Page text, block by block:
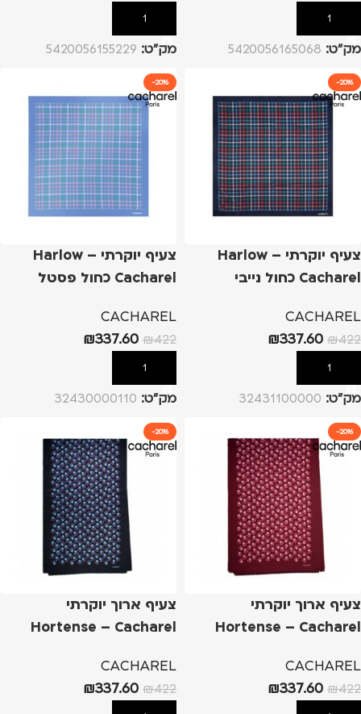
הוספה לסל
מק”ט: 5420056165068
הוספה לסל
מק”ט: 5420056155229
-20%
צעיף יוקרתי Harlow –
Cacharel כחול נייבי
CACHAREL
₪422
₪337.60
הוספה לסל
מק”ט: 32431100000
-20%
צעיף יוקרתי Harlow –
Cacharel כחול פסטל
CACHAREL
₪422
₪337.60
הוספה לסל
מק”ט: 32430000110
-20%
צעיף ארוך יוקרתי
Hortense – Cacharel
CACHAREL
₪422
₪337.60
-20%
צעיף ארוך יוקרתי
Hortense – Cacharel
CACHAREL
₪422
₪337.60